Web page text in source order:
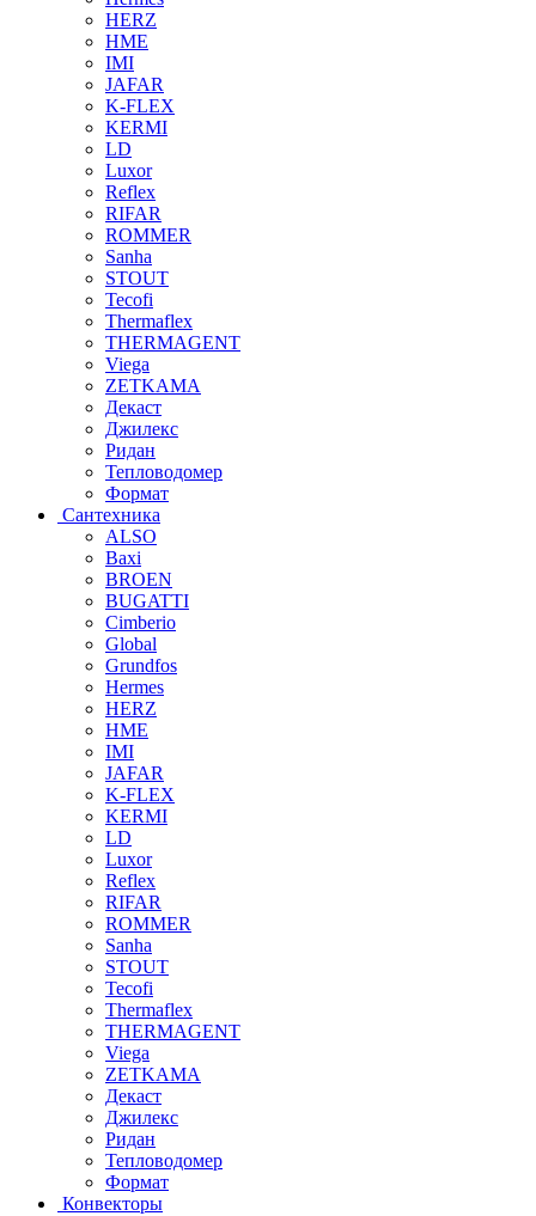
HERZ
HME
IMI
JAFAR
K-FLEX
KERMI
LD
Luxor
Reflex
RIFAR
ROMMER
Sanha
STOUT
Tecofi
Thermaflex
THERMAGENT
Viega
ZETKAMA
Декаст
Джилекс
Ридан
Тепловодомер
Формат
Сантехника
ALSO
Baxi
BROEN
BUGATTI
Cimberio
Global
Grundfos
Hermes
HERZ
HME
IMI
JAFAR
K-FLEX
KERMI
LD
Luxor
Reflex
RIFAR
ROMMER
Sanha
STOUT
Tecofi
Thermaflex
THERMAGENT
Viega
ZETKAMA
Декаст
Джилекс
Ридан
Тепловодомер
Формат
Конвекторы